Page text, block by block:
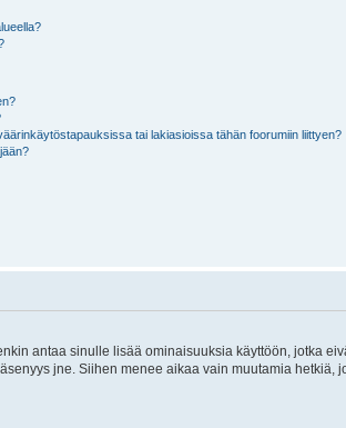
tai lakiasioissa tähän foorumiin liittyen?
antaa sinulle lisää ominaisuuksia käyttöön, jotka
jne. Siihen menee aikaa vain muutamia hetkiä,